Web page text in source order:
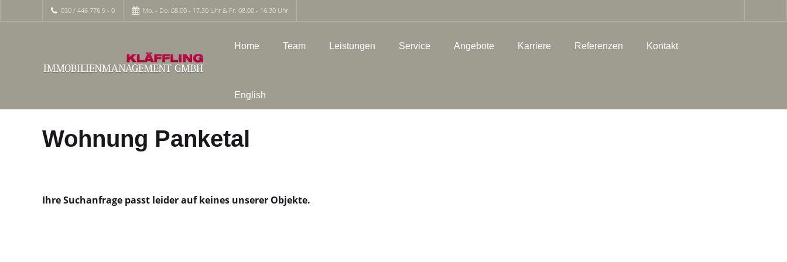
030 / 446 776 9 - 0 Mo. - Do. 08.00 - 17.30 Uhr & Fr. 08.00 - 16.30 Uhr
Home Team Leistungen Service Angebote Karriere Referenzen Kontakt
English
Wohnung Panketal
Ihre Suchanfrage passt leider auf keines unserer Objekte.